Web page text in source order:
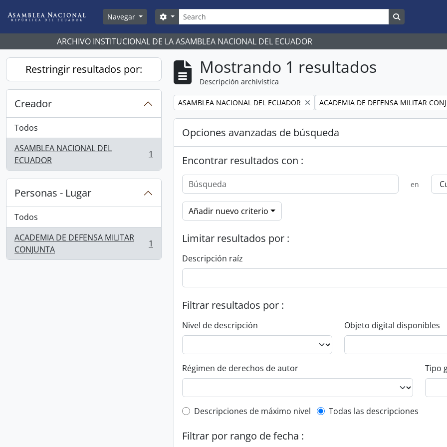
Navegar
Búsqueda
Search options
ARCHIVO INSTITUCIONAL DE LA ASAMBLEA NACIONAL DEL ECUADOR
Restringir resultados por:
Creador
Todos
ASAMBLEA NACIONAL DEL
ECUADOR
, 1 resultados 1
Personas - Lugar
Todos
ACADEMIA DE DEFENSA MILITAR
CONJUNTA
, 1 resultados 1
Mostrando 1 resultados
Descripción archivística
Remove filter:
ASAMBLEA NACIONAL DEL ECUADOR Remove filter:
ACADEMIA DE DEFENSA MILITAR
Opciones avanzadas de búsqueda
Encontrar resultados con :
en
Añadir nuevo criterio
Limitar resultados por :
Descripción raíz
Filtrar resultados por :
Nivel de descripción Objeto digital disponibles
Régimen de derechos de autor Tipo
Top-level description filter
Descripciones de máximo nivel Todas las descripciones
Filtrar por rango de fecha :